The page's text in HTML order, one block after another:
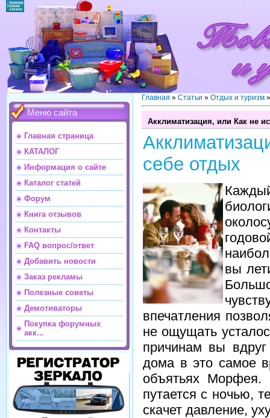
Меню сайта
Главная страница
КАТАЛОГ
Информация о сайте
Каталог статей
Форум
Книга отзывов
Контакты
FAQ вопрос/ответ
Добавить новости
Заказ рекламы
Полезные советы
Демотиваторы
Покупка форумных
акк...
Главная » Статьи » Отдых и туризм
Акклиматизация, или Как не
себе отдых
вы
впечатления
не ощущать
причинам вы
дома в это самое
объятьях Морфея.
путается с ночью,
скачет давление,